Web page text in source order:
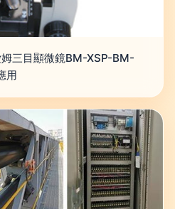
三目顯微鏡BM-XSP-BM-
用